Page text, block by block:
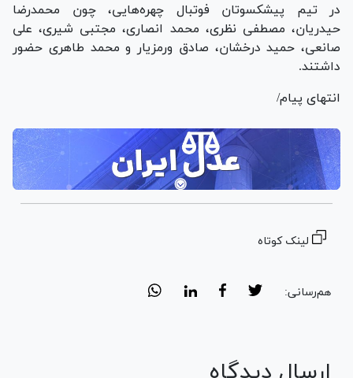
در تیم پیشکسوتان فوتبال چهره‌هایی، چون محمدرضا
حیدریان، مصطفی نظری، محمد انصاری، مجتبی شیری، علی
صانعی، حمید درخشان، صادق ورمزیار و محمد طاهری حضور
داشتند.
انتهای پیام/
لینک کوتاه
هم‌رسانی: